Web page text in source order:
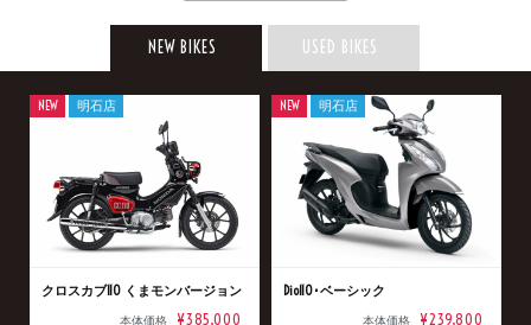
NEW BIKES USED BIKES
クロスカブ110 くまモンバージョン
本体価格 ¥385,000
NEW 明石店
Dio110･ベーシック
本体価格 ¥239,800
NEW 明石店